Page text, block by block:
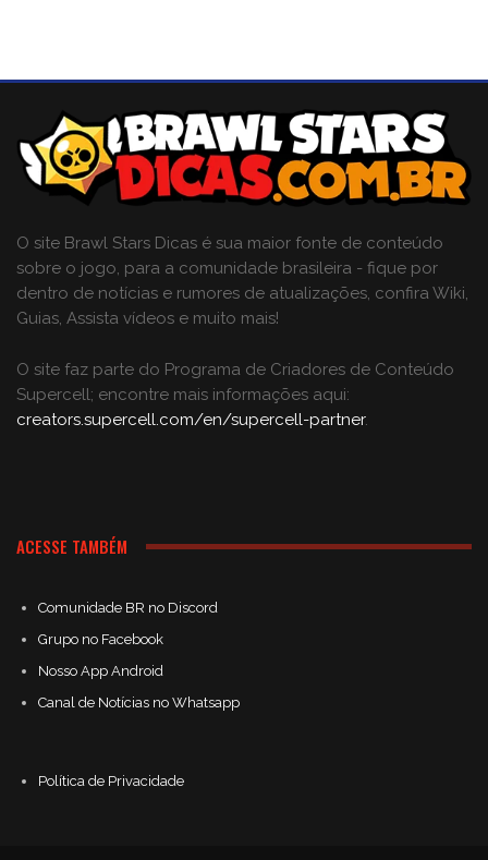
O site Brawl Stars Dicas é sua maior fonte de conteúdo
sobre o jogo, para a comunidade brasileira - fique por
dentro de notícias e rumores de atualizações, confira Wiki,
Guias, Assista vídeos e muito mais!
O site faz parte do Programa de Criadores de Conteúdo
Supercell; encontre mais informações aqui:
creators.supercell.com/en/supercell-partner.
ACESSE TAMBÉM
Comunidade BR no Discord
Grupo no Facebook
Nosso App Android
Canal de Notícias no Whatsapp
Política de Privacidade